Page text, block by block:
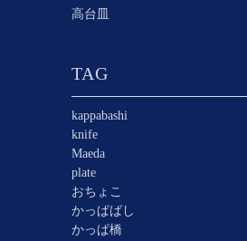
高台皿
TAG
kappabashi
knife
Maeda
plate
おちょこ
かっぱばし
かっぱ橋